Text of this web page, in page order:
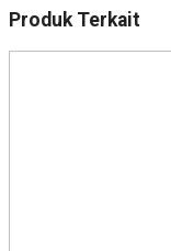
Produk Terkait